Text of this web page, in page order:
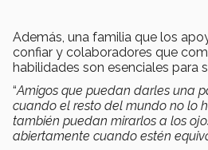
Además, una familia que los
confiar y colaboradores que
habilidades son esenciales para
“Amigos que puedan darles una
cuando el resto del mundo no lo
también puedan mirarlos a los
abiertamente cuando estén